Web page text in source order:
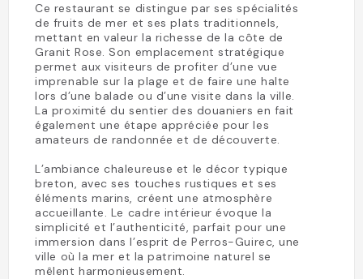
Ce restaurant se distingue par ses spécialités
de fruits de mer et ses plats traditionnels,
mettant en valeur la richesse de la côte de
Granit Rose. Son emplacement stratégique
permet aux visiteurs de profiter d’une vue
imprenable sur la plage et de faire une halte
lors d’une balade ou d’une visite dans la ville.
La proximité du sentier des douaniers en fait
également une étape appréciée pour les
amateurs de randonnée et de découverte.
L’ambiance chaleureuse et le décor typique
breton, avec ses touches rustiques et ses
éléments marins, créent une atmosphère
accueillante. Le cadre intérieur évoque la
simplicité et l’authenticité, parfait pour une
immersion dans l’esprit de Perros-Guirec, une
ville où la mer et la patrimoine naturel se
mêlent harmonieusement.